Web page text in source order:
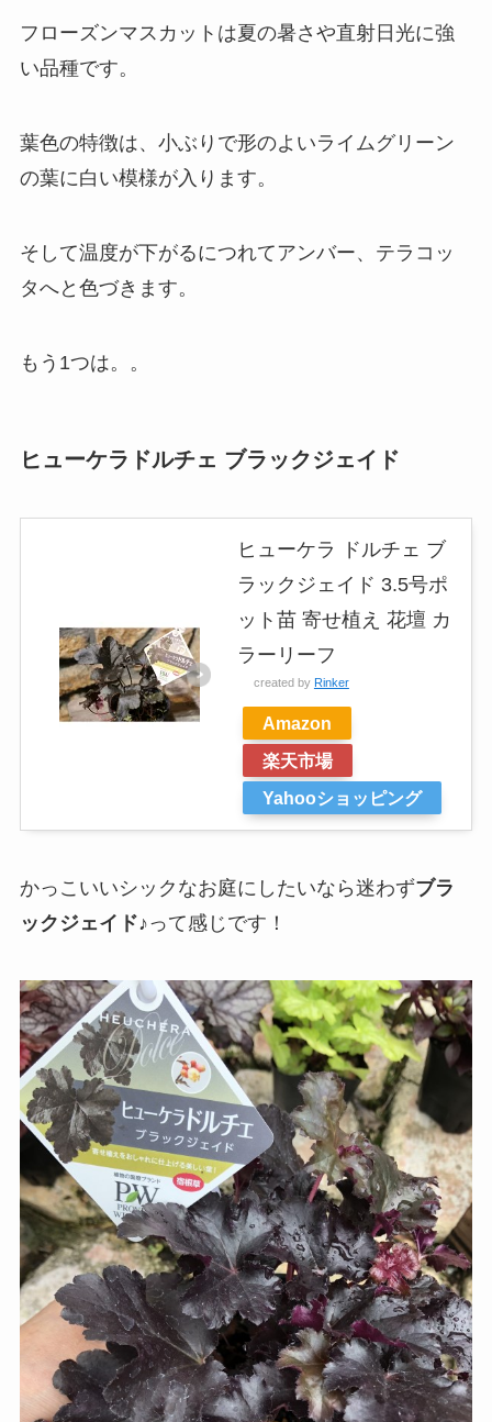
フローズンマスカットは夏の暑さや直射日光に強
い品種です。
葉色の特徴は、小ぶりで形のよいライムグリーン
の葉に白い模様が入ります。
そして温度が下がるにつれてアンバー、テラコッ
タへと色づきます。
もう1つは。。
ヒューケラドルチェ ブラックジェイド
ヒューケラ ドルチェ ブ
ラックジェイド 3.5号ポ
ット苗 寄せ植え 花壇 カ
ラーリーフ
created by Rinker
Amazon
楽天市場
Yahooショッピング
かっこいいシックなお庭にしたいなら迷わずブラ
ックジェイド♪って感じです！